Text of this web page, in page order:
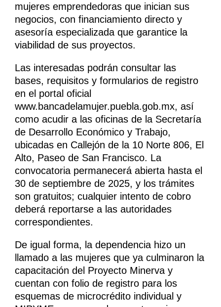
mujeres emprendedoras que inician sus
negocios, con financiamiento directo y
asesoría especializada que garantice la
viabilidad de sus proyectos.
Las interesadas podrán consultar las
bases, requisitos y formularios de registro
en el portal oficial
www.bancadelamujer.puebla.gob.mx, así
como acudir a las oficinas de la Secretaría
de Desarrollo Económico y Trabajo,
ubicadas en Callejón de la 10 Norte 806, El
Alto, Paseo de San Francisco. La
convocatoria permanecerá abierta hasta el
30 de septiembre de 2025, y los trámites
son gratuitos; cualquier intento de cobro
deberá reportarse a las autoridades
correspondientes.
De igual forma, la dependencia hizo un
llamado a las mujeres que ya culminaron la
capacitación del Proyecto Minerva y
cuentan con folio de registro para los
esquemas de microcrédito individual y